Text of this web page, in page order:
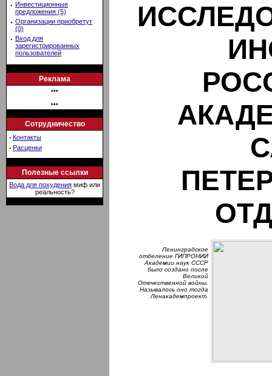
· Инвестиционные
предложения (5)
· Организации приобретут
(0)
· Вход для
зарегистрированных
пользователей
Реклама
•••
•••
Сотрудничество
· Контакты
· Расценки
Полезные ссылки
Вода для похудения миф или
реальность?
Ленинградское
отделение ГИПРОНИИ
Академии наук СССР
было создано после
Великой
Отечественной войны.
Называлось оно тогда
Ленакадемпроект.